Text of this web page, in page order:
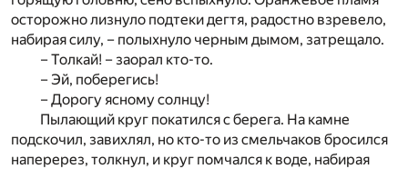
осторожно лизнуло подтеки дегтя, радостно взревело,
набирая силу, – полыхнуло черным дымом, затрещало.
– Толкай! – заорал кто-то.
– Эй, поберегись!
– Дорогу ясному солнцу!
Пылающий круг покатился с берега. На камне
подскочил, завихлял, но кто-то из смельчаков бросился
наперерез, толкнул, и круг помчался к воде, набирая